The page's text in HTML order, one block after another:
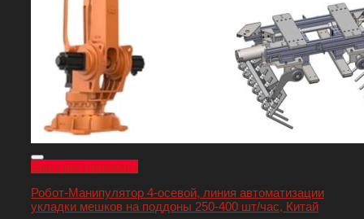
Быстрый просмотр
Робот-Манипулятор 4-осевой, линия автоматизации
укладки мешков на поддоны 250-400 шт/час, Китай